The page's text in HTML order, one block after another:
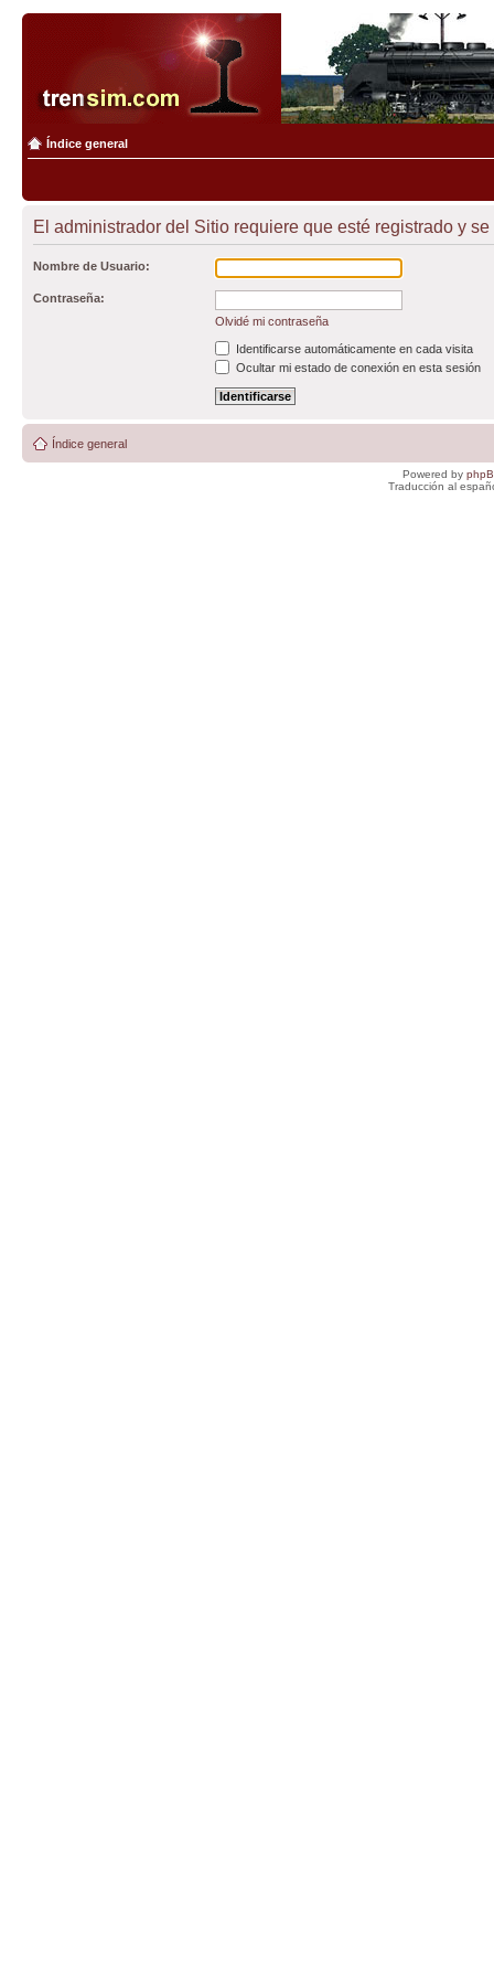
Índice general
El administrador del Sitio requiere que esté registrado y
Nombre de Usuario:
Contraseña:
Olvidé mi contraseña
Identificarse automáticamente en cada visita
Ocultar mi estado de conexión en esta sesión
Índice general
Powered by
Traducción al